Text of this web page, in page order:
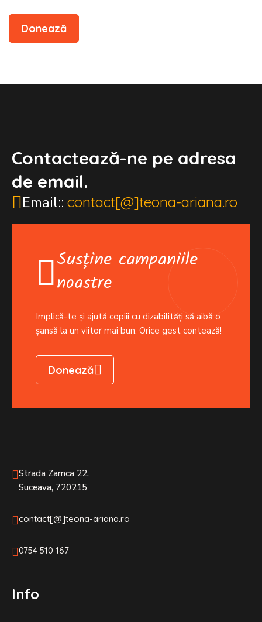
Donează
Contactează-ne pe adresa
de email.
Email:: contact[@]teona-ariana.ro
Susține campaniile
noastre
Implică-te și ajută copiii cu dizabilități să aibă o
șansă la un viitor mai bun. Orice gest contează!
Donează
Strada Zamca 22,
Suceava, 720215
contact[@]teona-ariana.ro
0754 510 167
Info